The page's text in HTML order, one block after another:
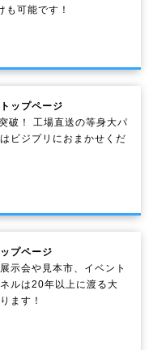
も可能です！
ップページ
破！ 工場直送の等身大パ
ビジプリ におまかせくだ
プページ
示会や見本市、イベント
ルは20年以上に渡る大
ます！